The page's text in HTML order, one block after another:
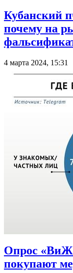
Кубанский
почему на
4 марта 2024, 15:31
Опрос
покупают